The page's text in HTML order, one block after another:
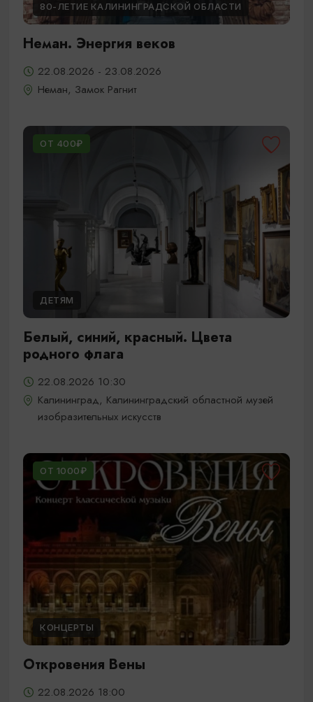
80-ЛЕТИЕ КАЛИНИНГРАДСКОЙ ОБЛАСТИ
Неман. Энергия веков
22.08.2026 - 23.08.2026
Неман, Замок Рагнит
ОТ 400₽
ДЕТЯМ
Белый, синий, красный. Цвета
родного флага
22.08.2026 10:30
Калининград, Калининградский областной музей
изобразительных искусств
ОТ 1000₽
КОНЦЕРТЫ
Откровения Вены
22.08.2026 18:00